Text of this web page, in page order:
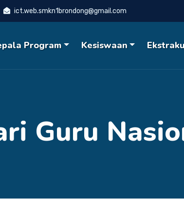
ict.web.smkn1brondong@gmail.com
Program Kesiswaan
Guru